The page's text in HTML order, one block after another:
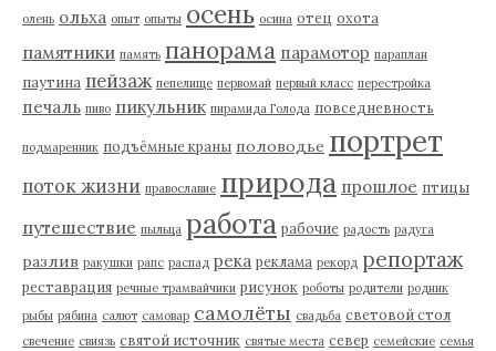
олень ольха опыт опыты осень осина отец охота
памятники память панорама парамотор параплан
паутина пейзаж пепелище первомай первый класс перестройка
печаль пиво пикульник пирамида Голода повседневность
подмаренник подъёмные краны половодье портрет
поток жизни православие природа прошлое птицы
путешествие пыльца работа рабочие радость радуга
разлив ракушки рапс распад река реклама рекорд репортаж
реставрация речные трамвайчики рисунок роботы родители родник
рыбы рябина салют самовар самолёты свадьба световой стол
свечение свиязь святой источник святые места север семейские семья